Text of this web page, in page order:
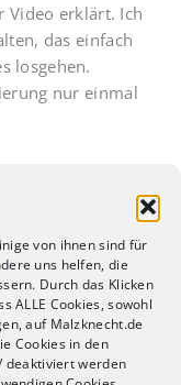
von ihnen sind für
uns helfen, die
Durch das Klicken
ALLE Cookies, sowohl
auf Malzknecht.de
Cookies in den
deaktiviert werden
Video erklärt. Ich
das einfach
losgehen.
nur einmal